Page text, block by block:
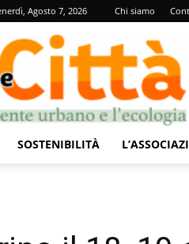
Agosto 7, 2026 Chi siamo
SOSTENIBILITÀ